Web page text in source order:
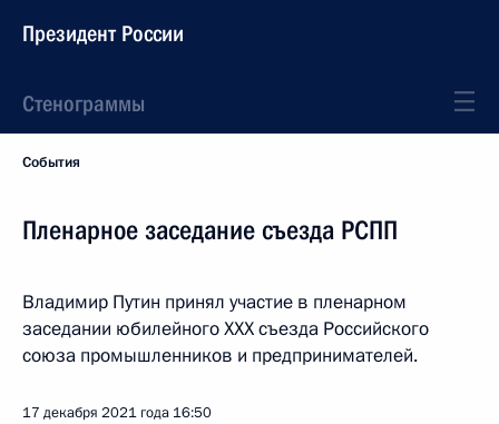
Президент России
Стенограммы
События
Пленарное заседание съезда РСПП
Владимир Путин принял участие в пленарном
заседании юбилейного XXX съезда Российского
союза промышленников и предпринимателей.
17 декабря 2021 года 16:50